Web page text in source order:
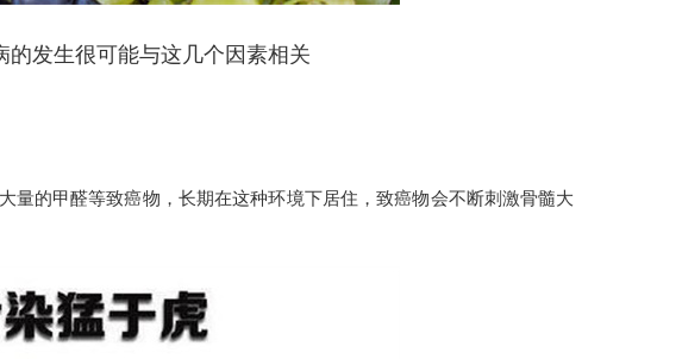
的发生很可能与这几个因素相关
的甲醛等致癌物，长期在这种环境下居住，致癌物会不断刺激骨髓大